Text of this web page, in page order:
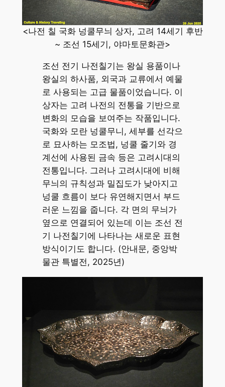
<나전 칠 국화 넝쿨무늬 상자, 고려 14세기 후반
~ 조선 15세기, 야마토문화관>
조선 전기 나전칠기는 왕실 용품이나
왕실의 하사품, 외국과 교류에서 예물
로 사용되는 고급 물품이었습니다. 이
상자는 고려 나전의 전통을 기반으로
변화의 모습을 보여주는 작품입니다.
국화와 모란 넝쿨무니, 세부를 선각으
로 묘사하는 모조법, 넝쿨 줄기와 경
계선에 사용된 금속 등은 고려시대의
전통입니다. 그러나 고려시대에 비해
무늬의 규칙성과 밀집도가 낮아지고
넝쿨 흐름이 보다 유연해지면서 부드
러운 느낌을 줍니다. 각 면의 무늬가
옆으로 연결되어 있는데 이는 조선 전
기 나전칠기에 나타나는 새로운 표현
방식이기도 합니다. (안내문, 중앙박
물관 특별전, 2025년)